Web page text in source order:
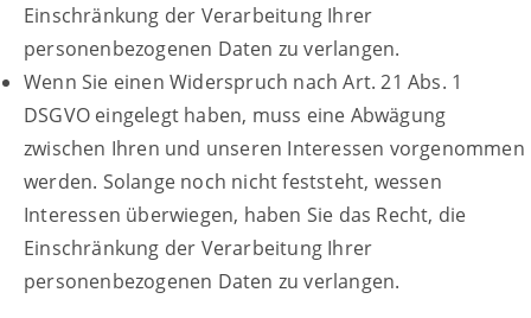
Einschränkung der Verarbeitung Ihrer
personenbezogenen Daten zu verlangen.
Wenn Sie einen Widerspruch nach Art. 21 Abs. 1
DSGVO eingelegt haben, muss eine Abwägung
zwischen Ihren und unseren Interessen vorgenommen
werden. Solange noch nicht feststeht, wessen
Interessen überwiegen, haben Sie das Recht, die
Einschränkung der Verarbeitung Ihrer
personenbezogenen Daten zu verlangen.